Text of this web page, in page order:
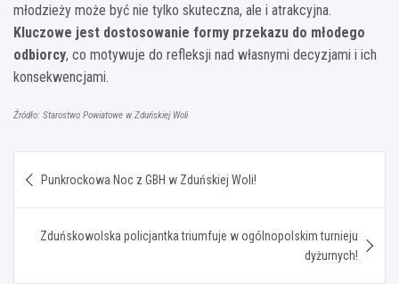
młodzieży może być nie tylko skuteczna, ale i atrakcyjna.
Kluczowe jest dostosowanie formy przekazu do młodego
odbiorcy, co motywuje do refleksji nad własnymi decyzjami i ich
konsekwencjami.
Źródło: Starostwo Powiatowe w Zduńskiej Woli
wpisu
Punkrockowa Noc z GBH w Zduńskiej Woli!
Zduńskowolska policjantka triumfuje w ogólnopolskim turnieju
dyżurnych!